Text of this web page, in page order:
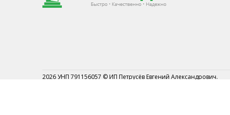
2026 УНП 791156057 © ИП Петрусёв Евгений Александрович.